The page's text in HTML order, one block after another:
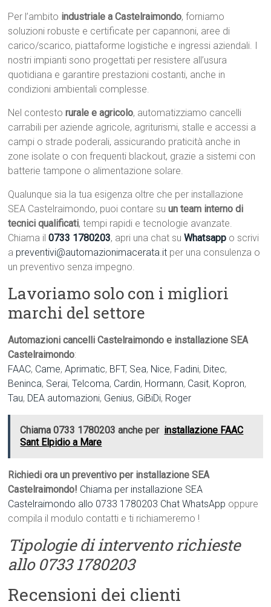
Per l’ambito industriale a Castelraimondo, forniamo
soluzioni robuste e certificate per capannoni, aree di
carico/scarico, piattaforme logistiche e ingressi aziendali. I
nostri impianti sono progettati per resistere all’usura
quotidiana e garantire prestazioni costanti, anche in
condizioni ambientali complesse.
Nel contestorurale e agricolo, automatizziamo cancelli
carrabili per aziende agricole, agriturismi, stalle e accessi a
campi o strade poderali, assicurando praticità anche in
zone isolate o con frequenti blackout, grazie a sistemi con
batterie tampone o alimentazione solare.
Qualunque sia la tua esigenza oltre che per installazione
SEA Castelraimondo, puoi contare suun team interno di
tecnici qualificati, tempi rapidi e tecnologie avanzate.
Chiama il0733 1780203, apri una chat suWhatsapp o scrivi
a preventivi@automazionimacerata.it per una consulenza o
un preventivo senza impegno.
Lavoriamo solo con i migliori
marchi del settore
Automazioni cancelli Castelraimondo e installazione SEA
Castelraimondo:
FAAC, Came,Aprimatic, BFT, Sea, Nice, Fadini, Ditec,
Beninca, Serai,Telcoma, Cardin, Hormann, Casit, Kopron,
Tau, DEA automazioni, Genius, GiBiDi, Roger
Chiama 0733 1780203 anche per installazione FAAC
Sant Elpidio a Mare
Richiedi ora un preventivo per installazione SEA
Castelraimondo! Chiama per installazione SEA
Castelraimondo allo 0733 1780203 Chat WhatsApp oppure
compila il modulo contatti e ti richiameremo !
Tipologie di intervento richieste
allo 0733 1780203
Recensioni dei clienti